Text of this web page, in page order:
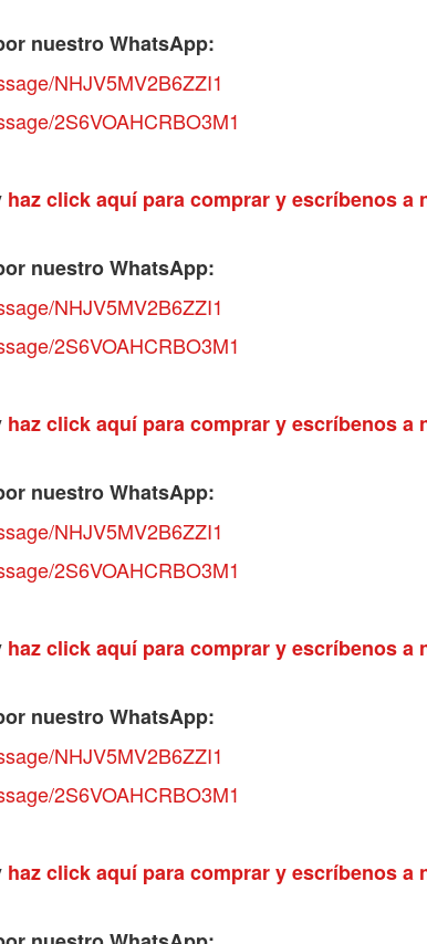
nuestro WhatsApp:
NHJV5MV2B6ZZI1
2S6VOAHCRBO3M1
haz click aquí para comprar y escríbenos a
nuestro WhatsApp:
NHJV5MV2B6ZZI1
2S6VOAHCRBO3M1
haz click aquí para comprar y escríbenos a
nuestro WhatsApp:
NHJV5MV2B6ZZI1
2S6VOAHCRBO3M1
haz click aquí para comprar y escríbenos a
nuestro WhatsApp:
NHJV5MV2B6ZZI1
2S6VOAHCRBO3M1
haz click aquí para comprar y escríbenos a